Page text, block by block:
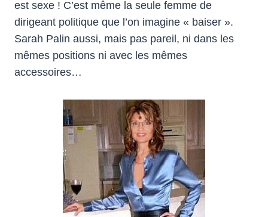
est sexe ! C’est même la seule femme de
dirigeant politique que l’on imagine « baiser ».
Sarah Palin aussi, mais pas pareil, ni dans les
mêmes positions ni avec les mêmes
accessoires…